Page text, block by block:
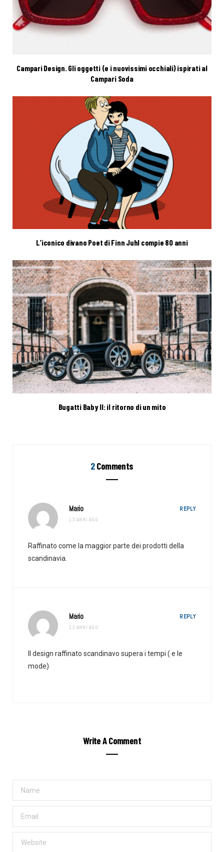
Campari Design. Gli oggetti (e i nuovissimi occhiali) ispirati al
Campari Soda
L’iconico divano Poet di Finn Juhl compie 80 anni
Bugatti Baby II: il ritorno di un mito
2Comments
Mario
13 ANNI AGO
REPLY
Raffinato come la maggior parte dei prodotti della
scandinavia.
Mario
13 ANNI AGO
REPLY
Il design raffinato scandinavo supera i tempi ( e le
mode)
Write A Comment